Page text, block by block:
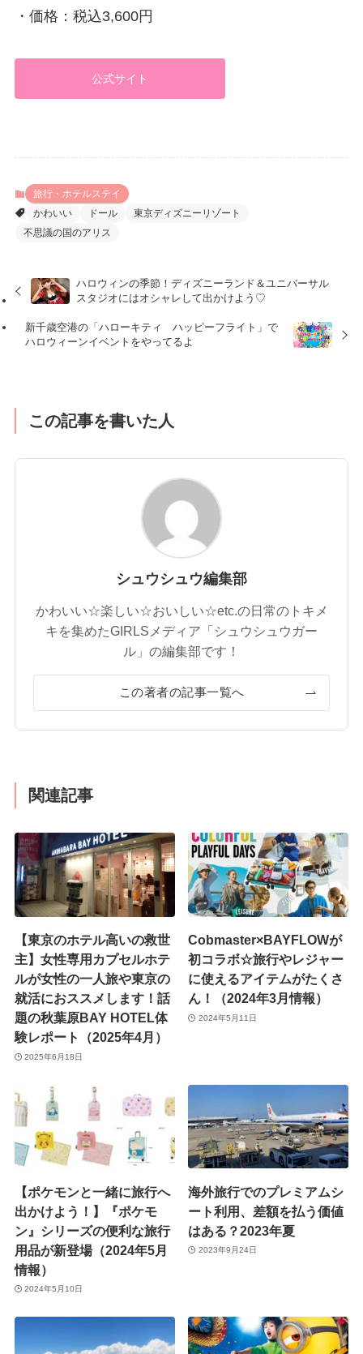
・価格：税込3,600円
公式サイト
旅行・ホテルステイ
かわいい
ドール
東京ディズニーリゾート
不思議の国のアリス
ハロウィンの季節！ディズニーランド＆ユニバーサル
スタジオにはオシャレして出かけよう♡
新千歳空港の「ハローキティ ハッピーフライト」で
ハロウィーンイベントをやってるよ
この記事を書いた人
シュウシュウ編集部
かわいい☆楽しい☆おいしい☆etc.の日常のトキメ
キを集めたGIRLSメディア「シュウシュウガー
ル」の編集部です！
この著者の記事一覧へ
関連記事
【東京のホテル高いの救世
主】女性専用カプセルホテ
ルが女性の一人旅や東京の
就活におススメします！話
題の秋葉原BAY HOTEL体
験レポート（2025年4月）
2025年6月18日
Cobmaster×BAYFLOWが
初コラボ☆旅行やレジャー
に使えるアイテムがたくさ
ん！（2024年3月情報）
2024年5月11日
【ポケモンと一緒に旅行へ
出かけよう！】『ポケモ
ン』シリーズの便利な旅行
用品が新登場（2024年5月
情報）
2024年5月10日
海外旅行でのプレミアムシ
ート利用、差額を払う価値
はある？2023年夏
2023年9月24日